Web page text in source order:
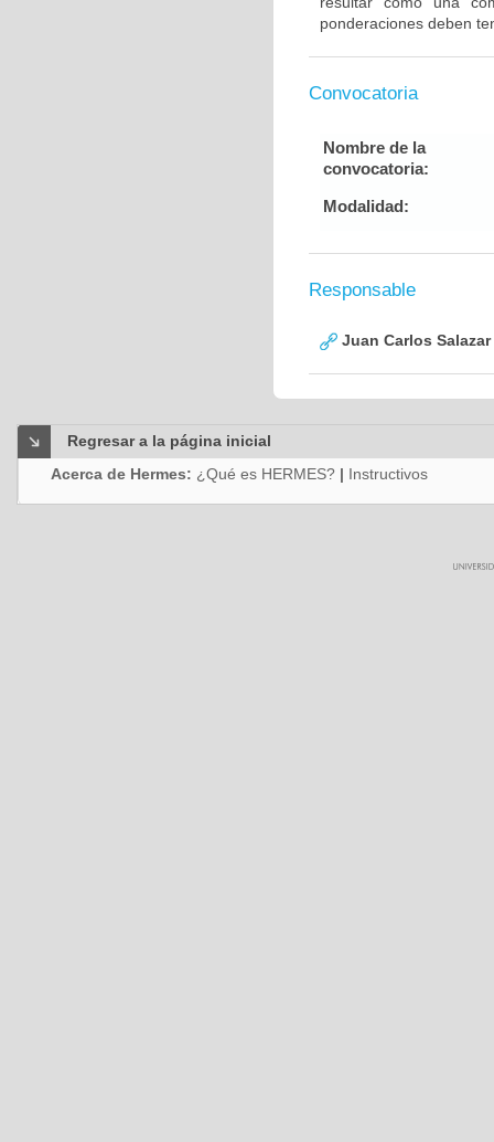
ponderaciones deben
Convocatoria
Nombre de la
convocatoria:
Modalidad:
Responsable
Juan Carlos
Regresar a la página inicial
Acerca de Hermes: ¿Qué es HERMES? | Instructivos